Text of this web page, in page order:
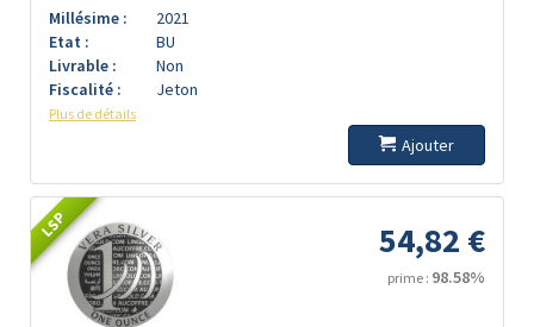
Millésime :
2021
Etat :
BU
Livrable :
Non
Fiscalité :
Jeton
Plus de détails
Ajouter
LSP 54,82 €
prime : 98.58%